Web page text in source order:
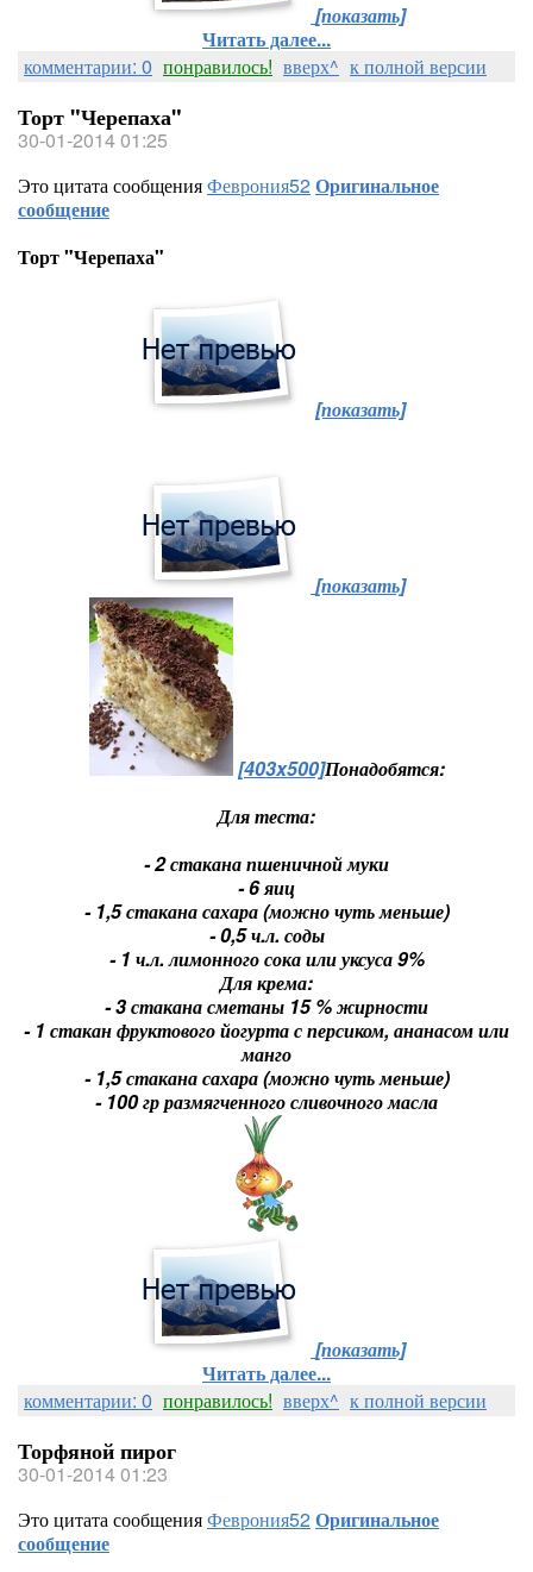
[показать]
Читать далее...
комментарии: 0 понравилось! вверх^ к полной версии
Торт "Черепаха"
30-01-2014 01:25
Это цитата сообщенияФеврония52Оригинальное
сообщение
Торт "Черепаха"
[показать]
[показать]
[403x500]Понадобятся:
Для теста:
- 2 стакана пшеничной муки
- 6 яиц
- 1,5 стакана сахара (можно чуть меньше)
- 0,5 ч.л. соды
- 1 ч.л. лимонного сока или уксуса 9%
Для крема:
- 3 стакана сметаны 15 % жирности
- 1 стакан фруктового йогурта с персиком, ананасом или
манго
- 1,5 стакана сахара (можно чуть меньше)
- 100 гр размягченного сливочного масла
[показать]
Читать далее...
комментарии: 0 понравилось! вверх^ к полной версии
Торфяной пирог
30-01-2014 01:23
Это цитата сообщенияФеврония52Оригинальное
сообщение